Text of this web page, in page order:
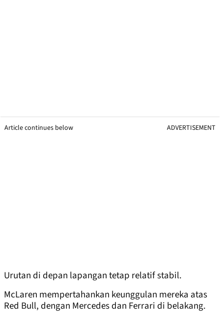
Article continues below ADVERTISEMENT
Urutan di depan lapangan tetap relatif stabil.
McLaren mempertahankan keunggulan mereka atas
Red Bull, dengan Mercedes dan Ferrari di belakang.